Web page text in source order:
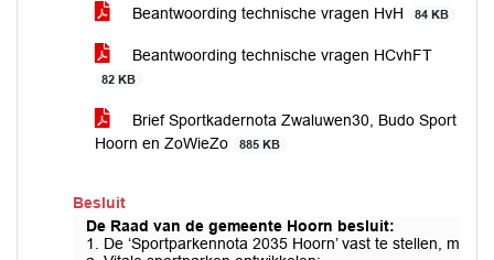
Beantwoording technische vragen HvH 84 KB
Beantwoording technische vragen HCvhFT
82 KB
Brief Sportkadernota Zwaluwen30, Budo Sport
Hoorn en ZoWieZo
885 KB
Besluit
De Raad van de gemeente Hoorn besluit:
1. De ‘Sportparkennota 2035 Hoorn’ vast te stellen, met